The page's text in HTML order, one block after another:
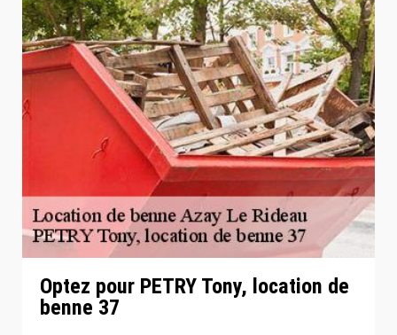
Optez pour PETRY Tony, location de
benne 37